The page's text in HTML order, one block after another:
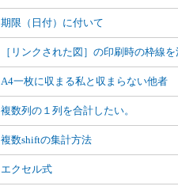
期限（日付）に付いて
［リンクされた図］の印刷時の枠線
A4一枚に収まる私と収まらない他者
複数列の１列を合計したい。
複数shiftの集計方法
エクセル式